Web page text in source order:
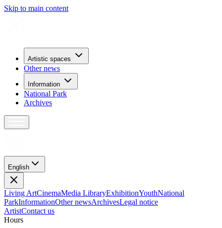
Skip to main content
Artistic spaces
Other news
Information
National Park
Archives
English
Living ArtCinemaMedia LibraryExhibitionYouthNational
ParkInformationOther newsArchivesLegal notice
ArtistContact us
Hours